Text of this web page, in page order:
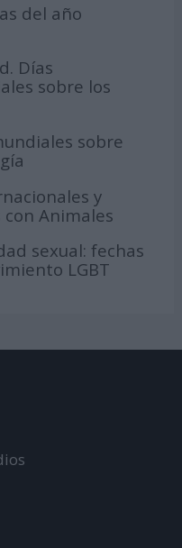
del año
Días
sobre los
sobre
y
Animales
sexual: fechas
LGBT